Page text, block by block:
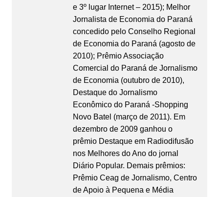
e 3º lugar Internet – 2015); Melhor
Jornalista de Economia do Paraná
concedido pelo Conselho Regional
de Economia do Paraná (agosto de
2010); Prêmio Associação
Comercial do Paraná de Jornalismo
de Economia (outubro de 2010),
Destaque do Jornalismo
Econômico do Paraná -Shopping
Novo Batel (março de 2011). Em
dezembro de 2009 ganhou o
prêmio Destaque em Radiodifusão
nos Melhores do Ano do jornal
Diário Popular. Demais prêmios:
Prêmio Ceag de Jornalismo, Centro
de Apoio à Pequena e Média